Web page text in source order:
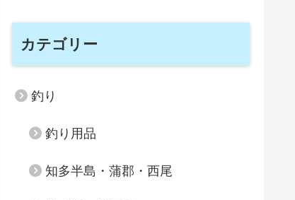
カテゴリー
釣り
釣り用品
知多半島・蒲郡・西尾